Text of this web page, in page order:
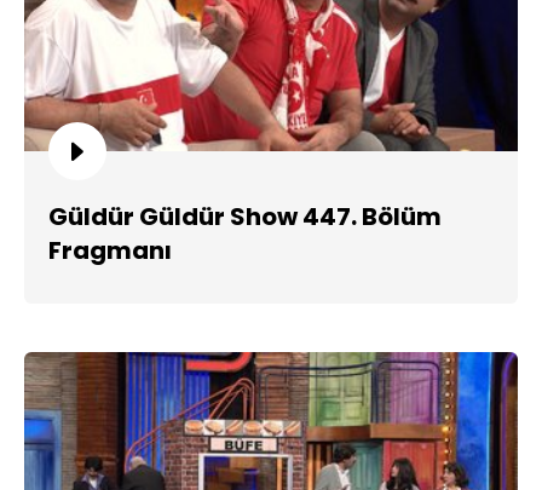
Güldür Güldür Show 447. Bölüm
Fragmanı